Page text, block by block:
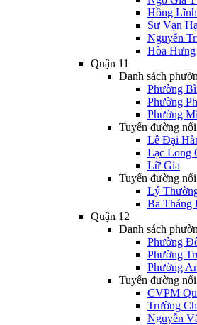
Hồng Lĩnh
Sư Vạn
Nguyễn
Hòa Hưng
Quận 11
Danh sách
Phường
Phường
Phường
Tuyến đường
Lê Đại
Lạc Long
Lữ Gia
Tuyến đường
Lý
Ba Tháng
Quận 12
Danh sách
Phường
Phường
Phường
Tuyến đường
CVPM
Trường
Nguyễn